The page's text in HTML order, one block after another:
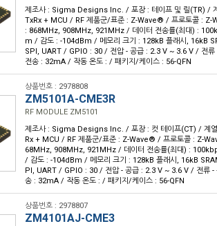
제조사 : Sigma Designs Inc. / 포장 : 테이프 및 릴(TR) /
TxRx + MCU / RF 제품군/표준 : Z-Wave® / 프로토콜 :
: 868MHz, 908MHz, 921MHz / 데이터 전송률(최대) :
m / 감도 : -104dBm / 메모리 크기 : 128kB 플래시, 16kB
SPI, UART / GPIO : 30 / 전압 - 공급 : 2.3 V ~ 3.6 V / 전
전송 : 32mA / 작동 온도 : / 패키지/케이스 : 56-QFN
상품번호 : 2978808
ZM5101A-CME3R
RF MODULE ZM5101
제조사 : Sigma Designs Inc. / 포장 : 컷 테이프(CT) / 계
Rx + MCU / RF 제품군/표준 : Z-Wave® / 프로토콜 : Z-
68MHz, 908MHz, 921MHz / 데이터 전송률(최대) :
/ 감도 : -104dBm / 메모리 크기 : 128kB 플래시, 16kB
PI, UART / GPIO : 30 / 전압 - 공급 : 2.3 V ~ 3.6 V / 전류 -
송 : 32mA / 작동 온도 : / 패키지/케이스 : 56-QFN
상품번호 : 2978807
ZM4101AJ-CME3